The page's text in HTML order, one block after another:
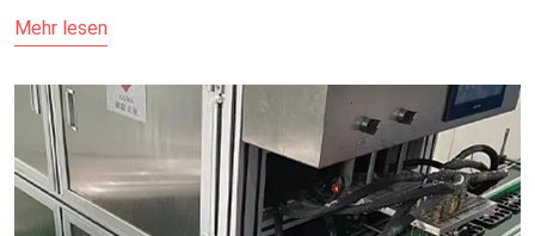
Mehr lesen